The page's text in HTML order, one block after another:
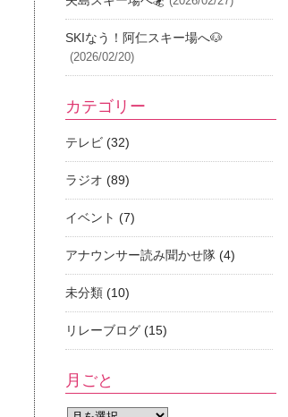
SKIなう！阿仁スキー場へ🐶
(2026/02/20)
カテゴリー
テレビ (32)
ラジオ (89)
イベント (7)
アナウンサー読み聞かせ隊 (4)
未分類 (10)
リレーブログ (15)
月ごと